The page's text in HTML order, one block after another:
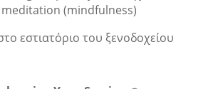
(mindfulness)
εστιατόριο του ξενοδοχείου